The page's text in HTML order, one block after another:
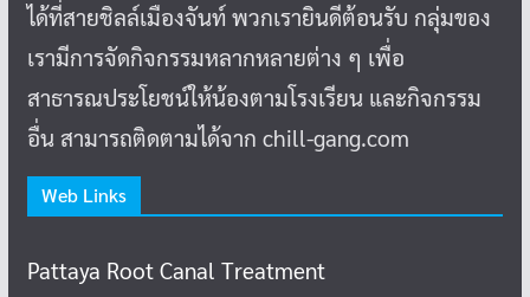
ได้ที่สายชิลล์เมืองจันท์ พวกเรายินดีต้อนรับ กลุ่มของ
เรามีการจัดกิจกรรมหลากหลายต่าง ๆ เพื่อ
สาธารณประโยชน์ให้น้องตามโรงเรียน และกิจกรรม
อื่น สามารถติดตามได้จาก chill-gang.com
Web Links
Pattaya Root Canal Treatment